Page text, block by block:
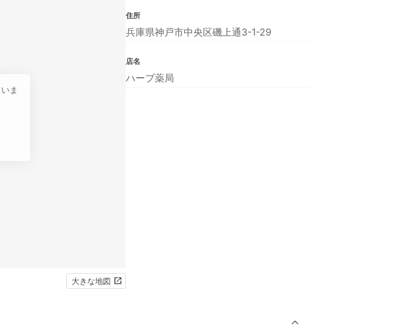
ま
大きな地図
住所
兵庫県神戸市中央区磯上通3-1-29
店名
ハーブ薬局